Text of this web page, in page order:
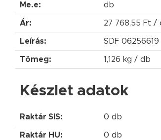
Me.e: db
Ár: 27 768,55 Ft /
Leírás: SDF 06256619
Tömeg: 1,126 kg / db
Készlet adatok
Raktár SIS: 0 db
Raktár HU: 0 db